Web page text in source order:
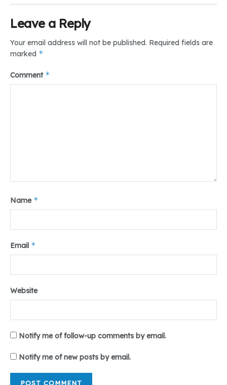
Leave a Reply
Your email address will not be published. Required fields are
marked *
Comment *
Name *
Email *
Website
Notify me of follow-up comments by email.
Notify me of new posts by email.